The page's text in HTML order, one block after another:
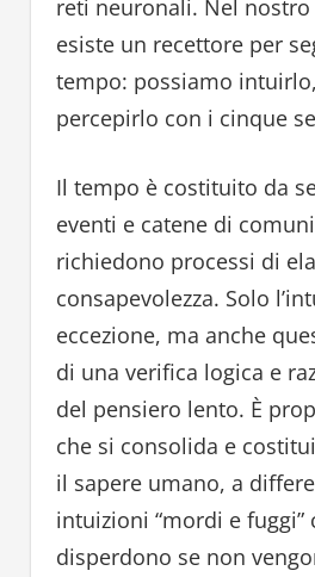
reti neuronali. Nel
esiste un recettore per
tempo: possiamo
percepirlo con i cinque
Il tempo è costituito da
eventi e catene di
richiedono processi di
consapevolezza. Solo
eccezione, ma anche
di una verifica logica e
del pensiero lento. È
che si consolida e
il sapere umano, a
intuizioni “mordi e fuggi”
disperdono se non